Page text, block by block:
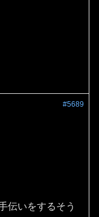
#5689
伝いをするそう